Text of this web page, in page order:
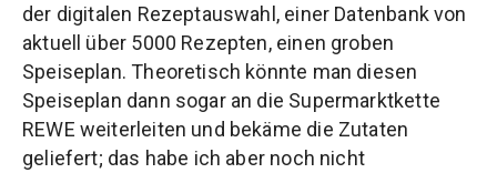
der digitalen Rezeptauswahl, einer Datenbank von
aktuell über 5000 Rezepten, einen groben
Speiseplan. Theoretisch könnte man diesen
Speiseplan dann sogar an die Supermarktkette
REWE weiterleiten und bekäme die Zutaten
geliefert; das habe ich aber noch nicht